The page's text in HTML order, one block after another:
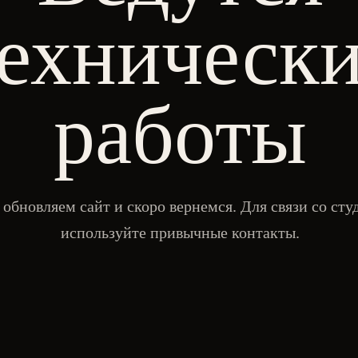
работы
сайт и скоро вернемся. Для связи со
используйте привычные контакты.